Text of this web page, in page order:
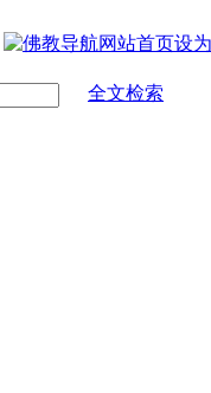
设
全文检索